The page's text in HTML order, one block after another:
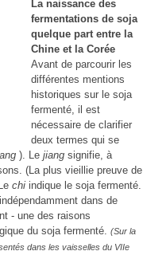
La naissance des
fermentations de soja
quelque part entre la
Chine et la Corée
Avant de parcourir les
différentes mentions
historiques sur le soja
fermenté, il est
nécessaire de clarifier
deux termes qui se
). Le jiang signifie, à
(La plus vieillie preuve de
chi indique le soja fermenté.
dans de
- une des raisons
du soja fermenté. (Sur la
dans les vaisselles du VIIe